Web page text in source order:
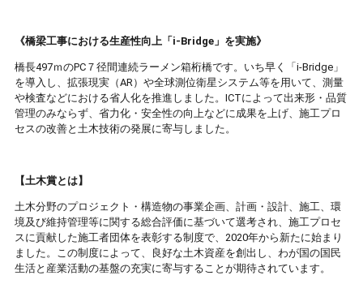
《橋梁工事における生産性向上「i-Bridge」を実施》
橋長497ｍのPC７径間連続ラーメン箱桁橋です。いち早く「i-Bridge」
を導入し、拡張現実（AR）や全球測位衛星システム等を用いて、測量
や検査などにおける省人化を推進しました。ICTによって出来形・品質
管理のみならず、省力化・安全性の向上などに成果を上げ、施工プロ
セスの改善と土木技術の発展に寄与しました。
【土木賞とは】
土木分野のプロジェクト・構造物の事業企画、計画・設計、施工、環
境及び維持管理等に関する総合評価に基づいて選考され、施工プロセ
スに貢献した施工者団体を表彰する制度で、2020年から新たに始まり
ました。この制度によって、良好な土木資産を創出し、わが国の国民
生活と産業活動の基盤の充実に寄与することが期待されています。